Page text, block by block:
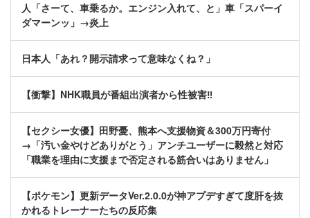
人「さーて、車乗るか。エンジン入れて、と」車「スパーイ
ダマーンッ」→炎上
日本人「あれ？開示請求って意味なくね？」
【衝撃】NHK職員が番組出演者から性被害‼
【セクシー女優】田野憂、熊本へ支援物資＆300万円寄付
→「汚い金やけどありがとう」アンチユーザーに毅然と対応
「職業を理由に支援まで否定される筋合いはありません」
【ポケモン】更新データVer.2.0.0が神アプデすぎて度肝を抜
かれるトレーナーたちの反応集